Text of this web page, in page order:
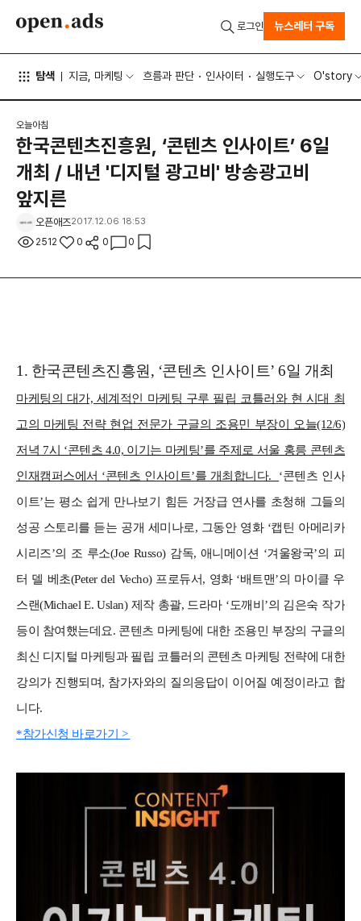
탐색 지금, 마케팅 흐름과 판단 인사이터 실행도구 O'story
로그인 뉴스레터 구독
오늘아침
한국콘텐츠진흥원, ‘콘텐츠 인사이트’ 6일
개최 / 내년 '디지털 광고비' 방송광고비
앞지른
오픈애즈2017.12.06 18:53
2512 0 0 0
1. 한국콘텐츠진흥원, ‘콘텐츠 인사이트’ 6일 개최
마케팅의 대가, 세계적인 마케팅 구루 필립 코틀러와 현 시대 최
고의 마케팅 전략 현업 전문가 구글의 조용민 부장이 오늘(12/6)
저녁 7시 ‘콘텐츠 4.0, 이기는 마케팅’를 주제로 서울 홍릉 콘텐츠
인재캠퍼스에서 ‘콘텐츠 인사이트’를 개최합니다. ‘콘텐츠 인사
이트’는 평소 쉽게 만나보기 힘든 거장급 연사를 초청해 그들의
성공 스토리를 듣는 공개 세미나로, 그동안 영화 ‘캡틴 아메리카
시리즈’의 조 루소(Joe Russo) 감독, 애니메이션 ‘겨울왕국’의 피
터 델 베초(Peter del Vecho) 프로듀서, 영화 ‘배트맨’의 마이클 우
스랜(Michael E. Uslan) 제작 총괄, 드라마 ‘도깨비’의 김은숙 작가
등이 참여했는데요. 콘텐츠 마케팅에 대한 조용민 부장의 구글의
최신 디지털 마케팅과 필립 코틀러의 콘텐츠 마케팅 전략에 대한
강의가 진행되며, 참가자와의 질의응답이 이어질 예정이라고 합
니다.
*참가신청 바로가기 >